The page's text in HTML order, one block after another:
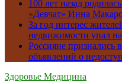
100 лет назад
«Девчат» Инна
За год интерес
недвижимости упал
Россияне признались
объявлений о
Здоровье Медицина